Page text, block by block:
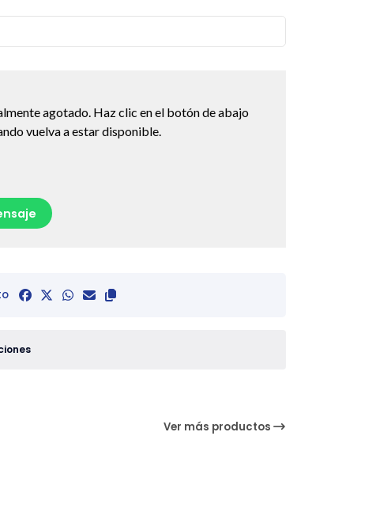
agotado. Haz clic en el botón de abajo
vuelva a estar disponible.
Ver más productos